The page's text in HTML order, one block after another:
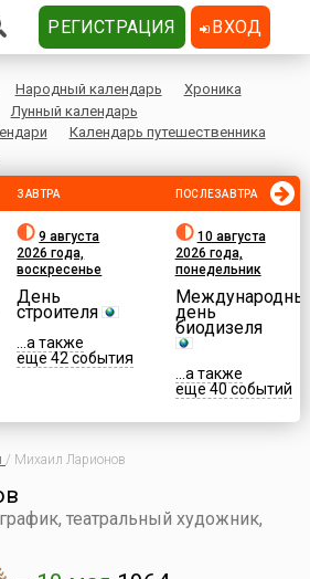
Народный календарь
Хроника
Лунный календарь
Календарь путешественника
ЗАВТРА
9 августа
2026 года,
воскресенье
День
строителя
...а также
еще 42 события
ПОСЛЕЗАВТРА
10 августа
2026 года,
понедельник
день
биодизеля
...а также
еще 40 событий
/ Михаил Ларионов
театральный художник,
РЕГИСТРАЦИЯ ВХОД